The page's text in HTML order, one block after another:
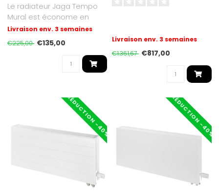
Le radiateur Jaga Tempo
Mural est économe en
énergie et à basse
température,..
Livraison env. 3 semaines
€225,00 €135,00
Livraison env. 3 semaines
€1.361,67 €817,00
RÉDUCTION -40% RÉDUCTION -40%